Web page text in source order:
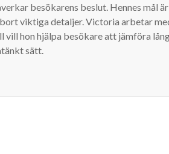
besökarens beslut. Hennes mål
viktiga detaljer. Victoria arbetar
vill hon hjälpa besökare att jämföra
sätt.